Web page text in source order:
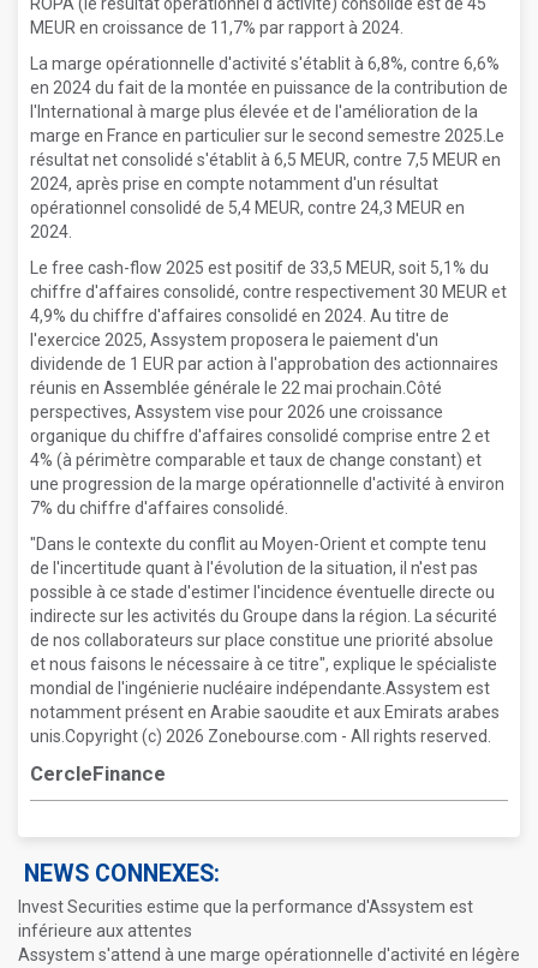
MEUR en croissance de 11,7% par rapport à 2024.
La marge opérationnelle d'activité s'établit à 6,8%, contre 6,6%
en 2024 du fait de la montée en puissance de la contribution de
l'International à marge plus élevée et de l'amélioration de la
marge en France en particulier sur le second semestre 2025.Le
résultat net consolidé s'établit à 6,5 MEUR, contre 7,5 MEUR en
2024, après prise en compte notamment d'un résultat
opérationnel consolidé de 5,4 MEUR, contre 24,3 MEUR en
2024.
Le free cash-flow 2025 est positif de 33,5 MEUR, soit 5,1% du
chiffre d'affaires consolidé, contre respectivement 30 MEUR et
4,9% du chiffre d'affaires consolidé en 2024. Au titre de
l'exercice 2025, Assystem proposera le paiement d'un
dividende de 1 EUR par action à l'approbation des actionnaires
réunis en Assemblée générale le 22 mai prochain.Côté
perspectives, Assystem vise pour 2026 une croissance
organique du chiffre d'affaires consolidé comprise entre 2 et
4% (à périmètre comparable et taux de change constant) et
une progression de la marge opérationnelle d'activité à environ
7% du chiffre d'affaires consolidé.
"Dans le contexte du conflit au Moyen-Orient et compte tenu
de l'incertitude quant à l'évolution de la situation, il n'est pas
possible à ce stade d'estimer l'incidence éventuelle directe ou
indirecte sur les activités du Groupe dans la région. La sécurité
de nos collaborateurs sur place constitue une priorité absolue
et nous faisons le nécessaire à ce titre", explique le spécialiste
mondial de l'ingénierie nucléaire indépendante.Assystem est
notamment présent en Arabie saoudite et aux Emirats arabes
unis.Copyright (c) 2026 Zonebourse.com - All rights reserved.
CercleFinance
NEWS CONNEXES:
Invest Securities estime que la performance d'Assystem est
inférieure aux attentes
Assystem s'attend à une marge opérationnelle d'activité en légère